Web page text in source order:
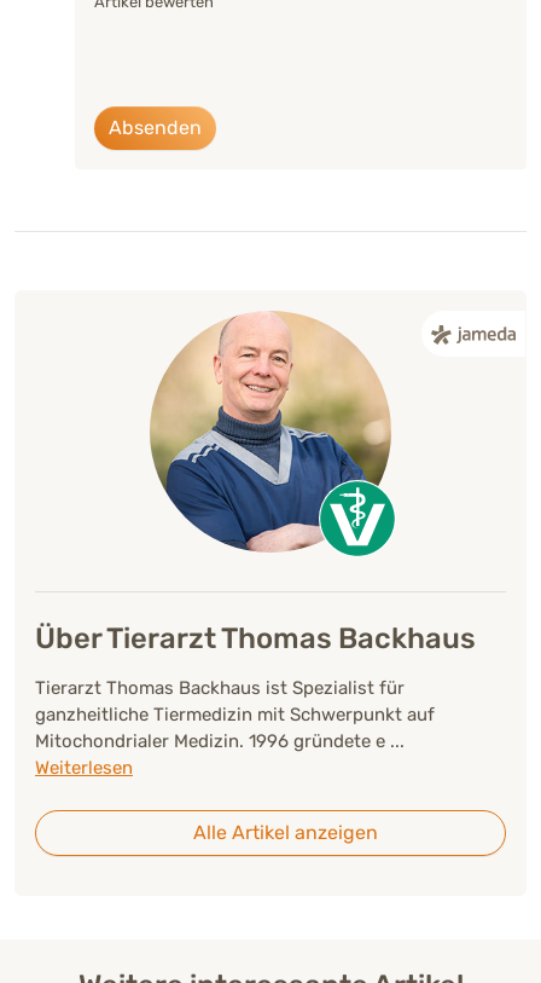
Absenden
Über Tierarzt Thomas Backhaus
Tierarzt Thomas Backhaus ist Spezialist für
ganzheitliche Tiermedizin mit Schwerpunkt auf
Mitochondrialer Medizin. 1996 gründete e ...
Weiterlesen
Alle Artikel anzeigen